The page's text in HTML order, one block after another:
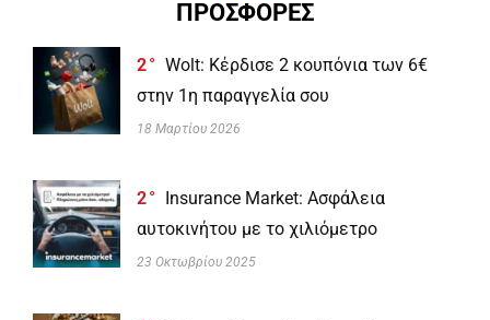
ΠΡΟΣΦΟΡΕΣ
2
Wolt: Κέρδισε 2 κουπόνια των 6€
στην 1η παραγγελία σου
18 Μαρτίου 2026
2
Insurance Market: Ασφάλεια
αυτοκινήτου με το χιλιόμετρο
23 Οκτωβρίου 2025